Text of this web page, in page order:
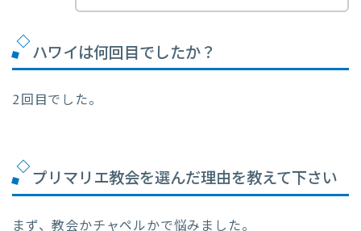
ハワイは何回目でしたか？
2回目でした。
プリマリエ教会を選んだ理由を教えて下さい
まず、教会かチャペルかで悩みました。